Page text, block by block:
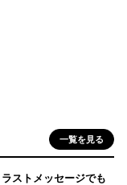
一覧を見る
ストメッセージでも